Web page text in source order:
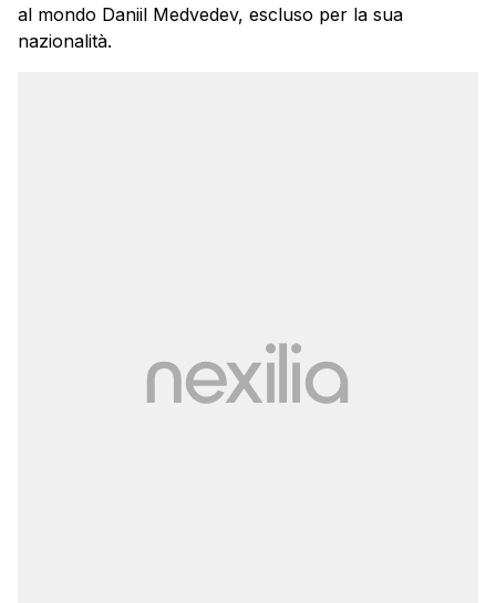
al mondo Daniil Medvedev, escluso per la sua
nazionalità.